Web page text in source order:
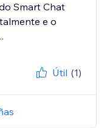
Smart Chat
e o
Útil (1)